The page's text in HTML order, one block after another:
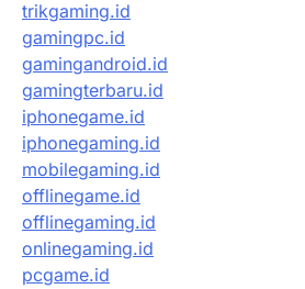
trikgaming.id
gamingpc.id
gamingandroid.id
gamingterbaru.id
iphonegame.id
iphonegaming.id
mobilegaming.id
offlinegame.id
offlinegaming.id
onlinegaming.id
pcgame.id